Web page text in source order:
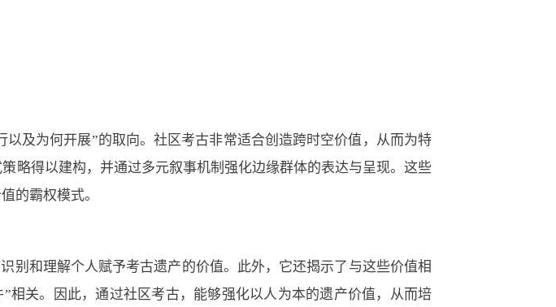
及为何开展”的取向。社区考古非常适合创造跨时空价值，从而为特
略得以建构，并通过多元叙事机制强化边缘群体的表达与呈现。这些
的霸权模式。
别和理解个人赋予考古遗产的价值。此外，它还揭示了与这些价值相
相关。因此，通过社区考古，能够强化以人为本的遗产价值，从而培